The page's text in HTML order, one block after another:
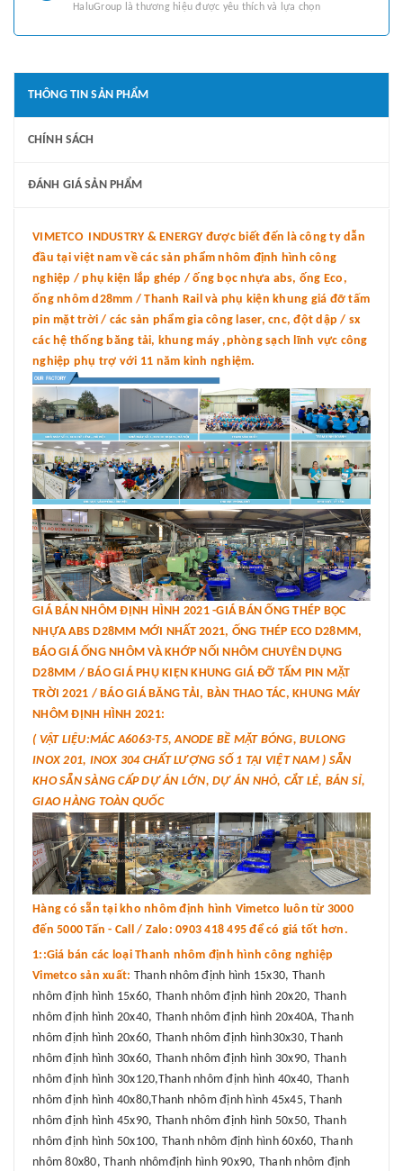
HaluGroup là thương hiệu được yêu thích và lựa chọn
THÔNG TIN SẢN PHẨM
CHÍNH SÁCH
ĐÁNH GIÁ SẢN PHẨM
VIMETCO INDUSTRY & ENERGY được biết đến là công ty dẫn
đầu tại việt nam về các sản phẩm nhôm định hình công
nghiệp / phụ kiện lắp ghép / ống bọc nhựa abs, ống Eco,
ống nhôm d28mm / Thanh Rail và phụ kiện khung giá đỡ tấm
pin mặt trời / các sản phẩm gia công laser, cnc, đột dập / sx
các hệ thống băng tải, khung máy ,phòng sạch lĩnh vực công
nghiệp phụ trợ với 11 năm kinh nghiệm.
GIÁ BÁN NHÔM ĐỊNH HÌNH 2021 -GIÁ BÁN ỐNG THÉP BỌC
NHỰA ABS D28MM MỚI NHẤT 2021, ỐNG THÉP ECO D28MM,
BÁO GIÁ ỐNG NHÔM VÀ KHỚP NỐI NHÔM CHUYÊN DỤNG
D28MM / BÁO GIÁ PHỤ KIỆN KHUNG GIÁ ĐỠ TẤM PIN MẶT
TRỜI 2021 / BÁO GIÁ BĂNG TẢI, BÀN THAO TÁC, KHUNG MÁY
NHÔM ĐỊNH HÌNH 2021:
( VẬT LIỆU:MÁC A6063-T5, ANODE BỀ MẶT BÓNG, BULONG
INOX 201, INOX 304 CHẤT LƯỢNG SỐ 1 TẠI VIỆT NAM ) SẴN
KHO SẴN SÀNG CẤP DỰ ÁN LỚN, DỰ ÁN NHỎ, CẮT LẺ, BÁN SỈ,
GIAO HÀNG TOÀN QUỐC
Hàng có sẵn tại kho nhôm định hình Vimetco luôn từ 3000
đến 5000 Tấn - Call / Zalo: 0903 418 495 để có giá tốt hơn.
1::Giá bán các loại Thanh nhôm định hình công nghiệp
Vimetco sản xuất: Thanh nhôm định hình 15x30, Thanh
nhôm định hình 15x60, Thanh nhôm định hình 20x20, Thanh
nhôm định hình 20x40, Thanh nhôm định hình 20x40A, Thanh
nhôm định hình 20x60, Thanh nhôm định hình30x30, Thanh
nhôm định hình 30x60, Thanh nhôm định hình 30x90, Thanh
nhôm định hình 30x120,Thanh nhôm định hình 40x40, Thanh
nhôm định hình 40x80,Thanh nhôm định hình 45x45, Thanh
nhôm định hình 45x90, Thanh nhôm định hình 50x50, Thanh
nhôm định hình 50x100, Thanh nhôm định hình 60x60, Thanh
nhôm 80x80, Thanh nhômđịnh hình 90x90, Thanh nhôm định